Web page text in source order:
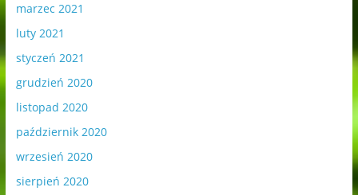
marzec 2021
luty 2021
styczeń 2021
grudzień 2020
listopad 2020
październik 2020
wrzesień 2020
sierpień 2020